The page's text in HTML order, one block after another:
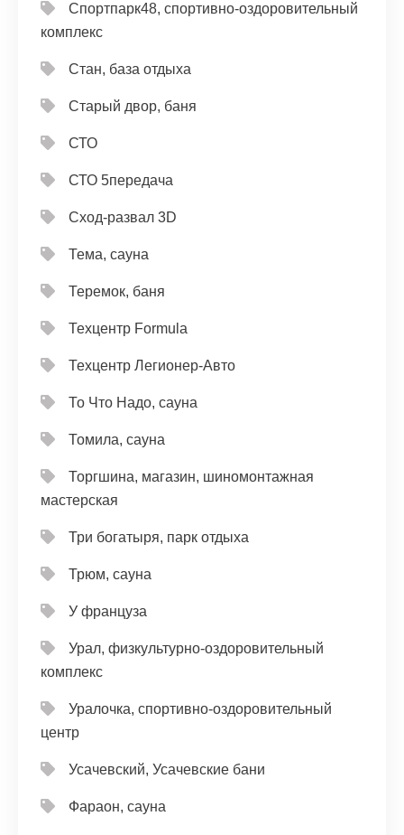
Спортпарк48, спортивно-оздоровительный
комплекс
Стан, база отдыха
Старый двор, баня
СТО
СТО 5передача
Сход-развал 3D
Тема, сауна
Теремок, баня
Техцентр Formula
Техцентр Легионер-Авто
То Что Надо, сауна
Томила, сауна
Торгшина, магазин, шиномонтажная
мастерская
Три богатыря, парк отдыха
Трюм, сауна
У француза
Урал, физкультурно-оздоровительный
комплекс
Уралочка, спортивно-оздоровительный
центр
Усачевский, Усачевские бани
Фараон, сауна